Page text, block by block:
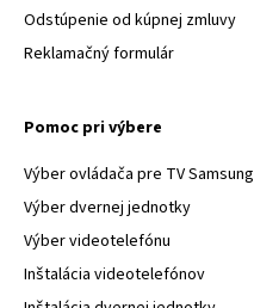
Odstúpenie od kúpnej zmluvy
Reklamačný formulár
Pomoc pri výbere
Výber ovládača pre TV Samsung
Výber dvernej jednotky
Výber videotelefónu
Inštalácia videotelefónov